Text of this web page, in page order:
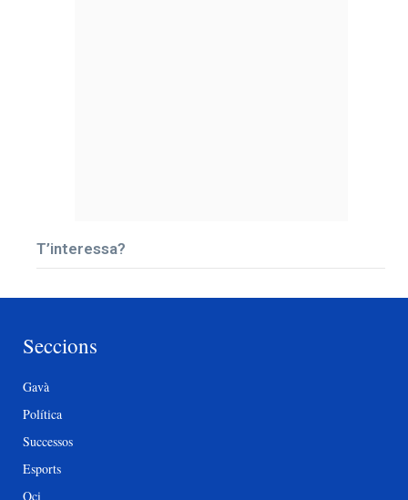
T’interessa?
Seccions
Gavà
Política
Successos
Esports
Oci